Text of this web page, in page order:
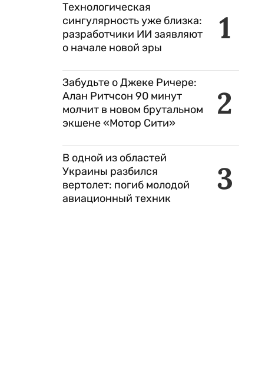
1
Технологическая
сингулярность уже близка:
разработчики ИИ заявляют
о начале новой эры
2
Забудьте о Джеке Ричере:
Алан Ритчсон 90 минут
молчит в новом брутальном
экшене «Мотор Сити»
3
В одной из областей
Украины разбился
вертолет: погиб молодой
авиационный техник